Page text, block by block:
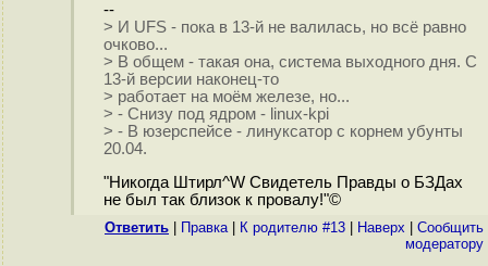
--
> И UFS - пока в 13-й не валилась, но всё равно
очково...
> В общем - такая она, система выходного дня. С
13-й версии наконец-то
> работает на моём железе, но...
> - Снизу под ядром - linux-kpi
> - В юзерспейсе - линуксатор с корнем убунты
20.04.
"Никогда Штирл^W Свидетель Правды о БЗДах
не был так близок к провалу!"©
Ответить Правка| К родителю #13 Наверх
Cообщить
модератору